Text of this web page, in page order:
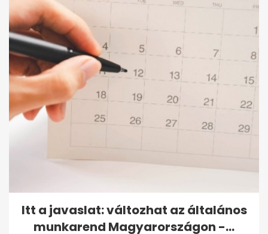
Itt a javaslat: változhat az általános
munkarend Magyarországon -...